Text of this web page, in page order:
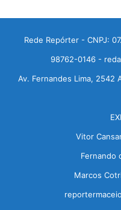
Rede Repórter - CNPJ:
98762-0146 -
Av. Fernandes Lima, 2542
Vitor
Fernando
Marcos